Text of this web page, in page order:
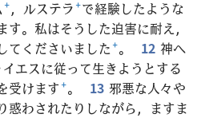
+，ルステラ+で経験したような
。私はそうした迫害に耐え，
てくださいました+。 12 神へ
エスに従って生きようとする
受けます+。 13 邪悪な人々や
惑わされたりしながら，ますま